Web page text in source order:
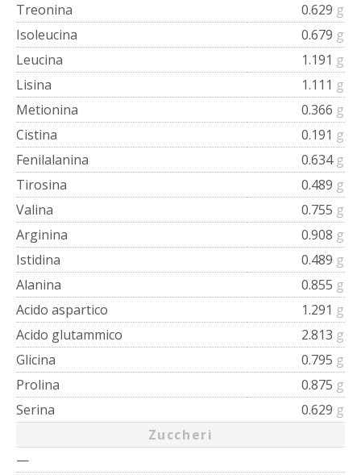
Treonina
0.629 g
Isoleucina
0.679 g
Leucina
1.191 g
Lisina
1.111 g
Metionina
0.366 g
Cistina
0.191 g
Fenilalanina
0.634 g
Tirosina
0.489 g
Valina
0.755 g
Arginina
0.908 g
Istidina
0.489 g
Alanina
0.855 g
Acido aspartico
1.291 g
Acido glutammico
2.813 g
Glicina
0.795 g
Prolina
0.875 g
Serina
0.629 g
Zuccheri
—